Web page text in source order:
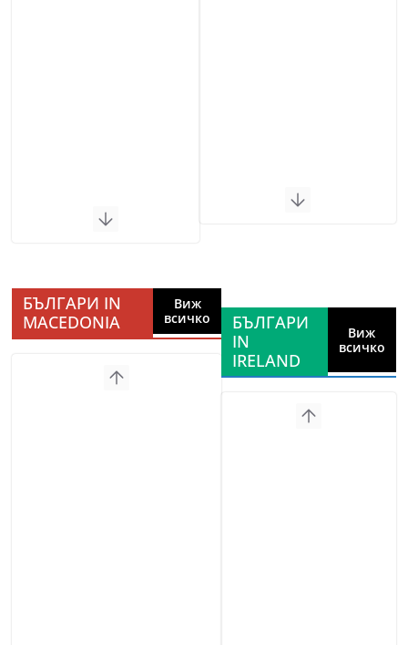
БЪЛГАРИ IN
MACEDONIA
Виж
всичко
БЪЛГАРИ
IN
IRELAND
Виж
всичко